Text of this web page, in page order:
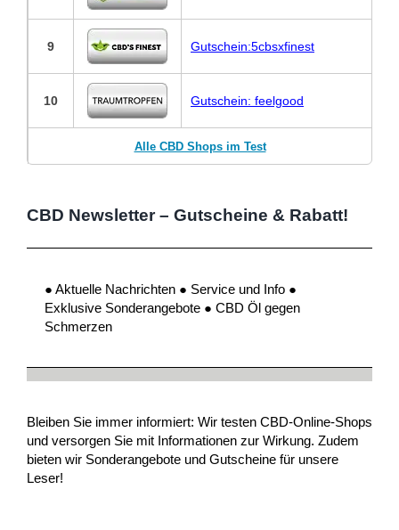
9 Gutschein:5cbsxfinest
10 Gutschein: feelgood
Alle CBD Shops im Test
CBD Newsletter – Gutscheine & Rabatt!
● Aktuelle Nachrichten ● Service und Info ●
Exklusive Sonderangebote ● CBD Öl gegen
Schmerzen
Bleiben Sie immer informiert: Wir testen CBD-Online-Shops
und versorgen Sie mit Informationen zur Wirkung. Zudem
bieten wir Sonderangebote und Gutscheine für unsere
Leser!